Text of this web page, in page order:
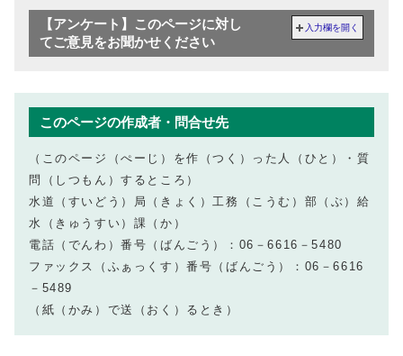
【アンケート】このページに対し
てご意見をお聞かせください
入力欄を開く
このページの作成者・問合せ先
（このページ（ぺーじ）を作（つく）った人（ひと）・質
問（しつもん）するところ）
水道（すいどう）局（きょく）工務（こうむ）部（ぶ）給
水（きゅうすい）課（か）
電話（でんわ）番号（ばんごう）：06－6616－5480
ファックス（ふぁっくす）番号（ばんごう）：06－6616
－5489
（紙（かみ）で送（おく）るとき）